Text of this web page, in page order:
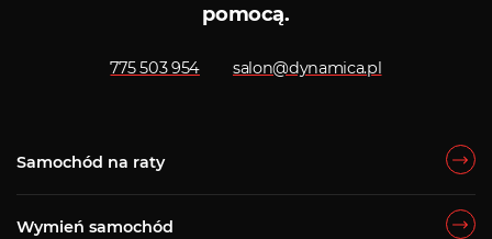
pomocą.
775 503 954 salon@dynamica.pl
Samochód na raty
Wymień samochód